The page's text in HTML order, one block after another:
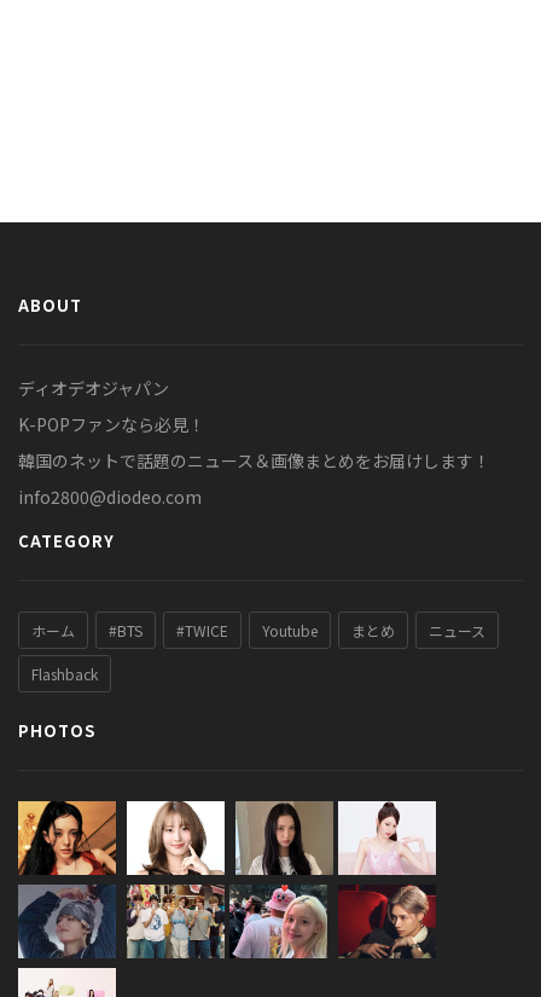
ABOUT
ディオデオジャパン
K-POPファンなら必見！
韓国のネットで話題のニュース＆画像まとめをお届けします！
info2800@diodeo.com
CATEGORY
ホーム #BTS #TWICE Youtube まとめ ニュース
Flashback
PHOTOS